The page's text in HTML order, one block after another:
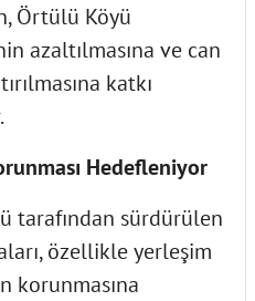
Örtülü Köyü
azaltılmasına ve can
katkı
Hedefleniyor
tarafından sürdürülen
özellikle yerleşim
korunmasına